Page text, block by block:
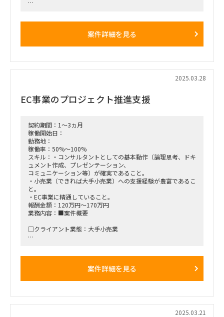
案件詳細を見る
2025.03.28
EC事業のプロジェクト推進支援
契約期間：1～3ヵ月
稼働開始日：
勤務地：
稼働率：50%～100%
スキル：・コンサルタントとしての基本動作（論理思考、ドキ
ュメント作成、プレゼンテーション、
コミュニケーション等）が確実であること。
・小売業（できれば大手小売業）への支援経験が豊富であるこ
と。
・EC事業に精通していること。
報酬金額：120万円～170万円
業務内容：■案件概要
□クライアント業態：大手小売業
析、アクションプラン策定を支援する。
案件詳細を見る
2025.03.21